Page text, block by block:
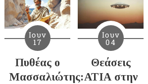
Ιουν
17
Πυθέας ο
Μασσαλιώτης:
Ιουν
04
Θεάσεις
ΑΤΙΑ στην